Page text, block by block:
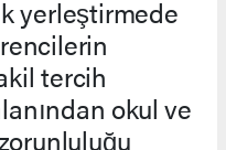
yerleştirmede
tercih
okul ve